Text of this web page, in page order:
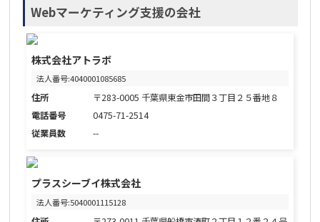
Webマーケティング支援の会社
株式会社アトラボ
法人番号:4040001085685
住所
〒283-0005 千葉県東金市田間３丁目２５番地８
電話番号
0475-71-2514
従業員数
--
プラスシーブイ株式会社
法人番号:5040001115128